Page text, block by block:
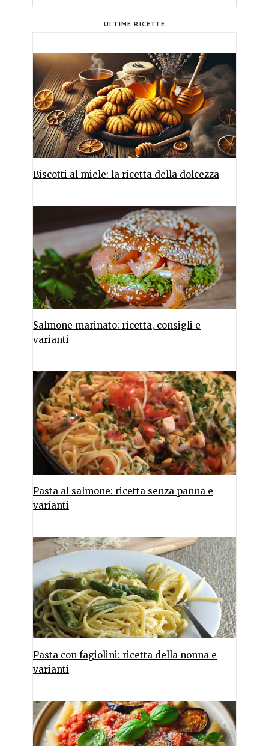
ULTIME RICETTE
Biscotti al miele: la ricetta della dolcezza
Salmone marinato: ricetta, consigli e
varianti
Pasta al salmone: ricetta senza panna e
varianti
Pasta con fagiolini: ricetta della nonna e
varianti